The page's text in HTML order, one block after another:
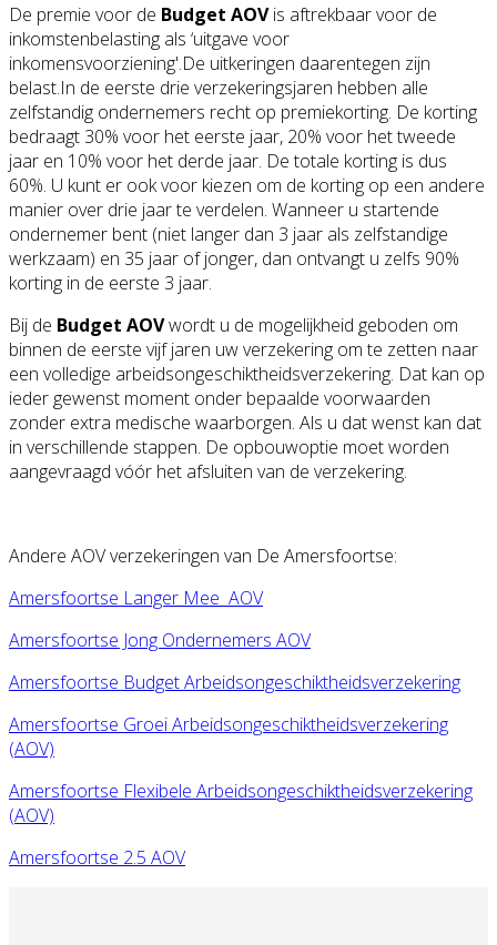
De premie voor de Budget AOVis aftrekbaar voor de
inkomstenbelasting als ‘uitgave voor
inkomensvoorziening'.De uitkeringen daarentegen zijn
belast.In de eerste drie verzekeringsjaren hebben alle
zelfstandig ondernemers recht op premiekorting. De korting
bedraagt 30% voor het eerste jaar, 20% voor het tweede
jaar en 10% voor het derde jaar. De totale korting is dus
60%. U kunt er ook voor kiezen om de korting op een andere
manier over drie jaar te verdelen. Wanneer u startende
ondernemer bent (niet langer dan 3 jaar als zelfstandige
werkzaam) en 35 jaar of jonger, dan ontvangt u zelfs 90%
korting in de eerste 3 jaar.
Bij de Budget AOVwordt u de mogelijkheid geboden om
binnen de eerste vijf jaren uw verzekering om te zetten naar
een volledige arbeidsongeschiktheidsverzekering. Dat kan op
ieder gewenst moment onder bepaalde voorwaarden
zonder extra medische waarborgen. Als u dat wenst kan dat
in verschillende stappen. De opbouwoptie moet worden
aangevraagd vóór het afsluiten van de verzekering.
Andere AOV verzekeringen van De Amersfoortse:
Amersfoortse Langer Mee AOV
Amersfoortse Jong Ondernemers AOV
Amersfoortse Budget Arbeidsongeschiktheidsverzekering
Amersfoortse Groei Arbeidsongeschiktheidsverzekering
(AOV)
Amersfoortse Flexibele Arbeidsongeschiktheidsverzekering
(AOV)
Amersfoortse 2.5 AOV